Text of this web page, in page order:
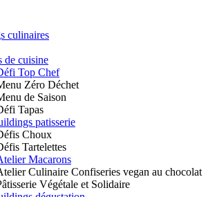
culinaires
de cuisine
Top Chef
Zéro Déchet
de Saison
Tapas
patisserie
Choux
Tartelettes
Macarons
Culinaire Confiseries vegan au chocolat
Végétale et Solidaire